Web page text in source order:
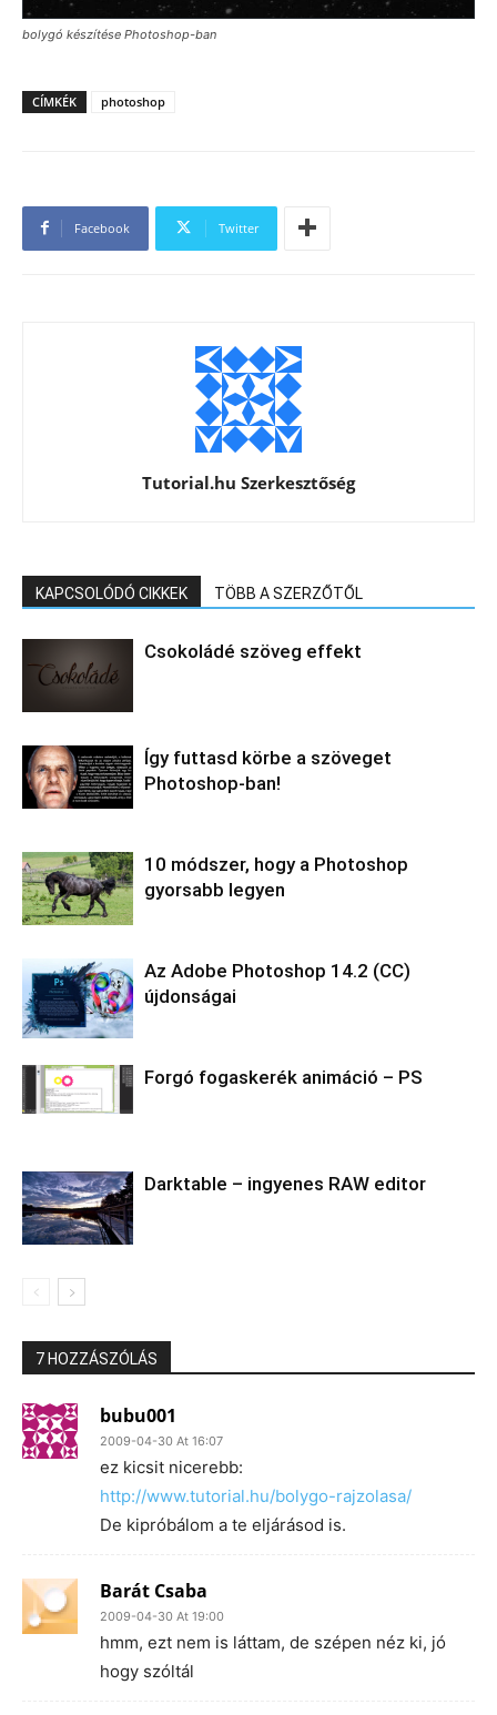
bolygó készítése Photoshop-ban
CÍMKÉK photoshop
Facebook Twitter
Tutorial.hu Szerkesztőség
KAPCSOLÓDÓ CIKKEK TÖBB A SZERZŐTŐL
Csokoládé szöveg effekt
Így futtasd körbe a szöveget
Photoshop-ban!
10 módszer, hogy a Photoshop
gyorsabb legyen
Az Adobe Photoshop 14.2 (CC)
újdonságai
Forgó fogaskerék animáció – PS
Darktable – ingyenes RAW editor
7 HOZZÁSZÓLÁS
bubu001
2009-04-30 At 16:07
ez kicsit nicerebb:
http://www.tutorial.hu/bolygo-rajzolasa/
De kipróbálom a te eljárásod is.
Barát Csaba
2009-04-30 At 19:00
hmm, ezt nem is láttam, de szépen néz ki, jó
hogy szóltál